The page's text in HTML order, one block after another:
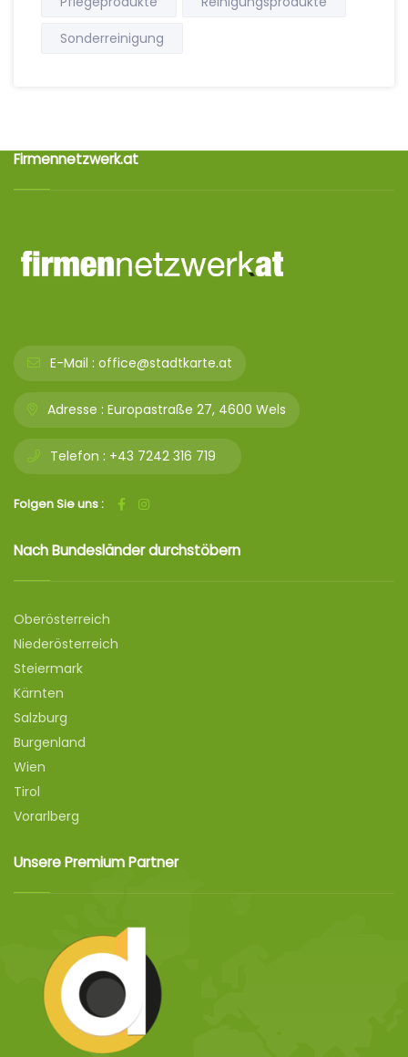
Sonderreinigung
Firmennetzwerk.at
E-Mail : office@stadtkarte.at
Adresse : Europastraße 27, 4600 Wels
Telefon : +43 7242 316 719
Folgen Sie uns :
Nach Bundesländer durchstöbern
Oberösterreich
Niederösterreich
Steiermark
Kärnten
Salzburg
Burgenland
Wien
Tirol
Vorarlberg
Unsere Premium Partner